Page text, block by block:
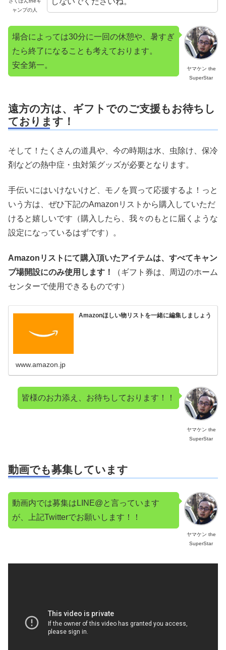
ャンプの人
ヤマケン the
SuperStar
場合によっては30分に一回の休憩や、暑すぎ
たら終了になることも考えております。
安全第一。
遠方の方は、ギフトでのご支援もお待ちし
ております！
そして！たくさんの道具や、今の時期は水、虫除け、保冷
剤などの熱中症・虫対策グッズが必要となります。
手伝いにはいけないけど、モノを買って応援するよ！っと
いう方は、ぜひ下記のAmazonリストから購入していただ
けると嬉しいです（購入したら、我々のもとに届くような
設定になっているはずです）。
Amazonリストにて購入頂いたアイテムは、すべてキャン
プ場開設にのみ使用します！
（ギフト券は、周辺のホーム
センターで使用できるものです）
Amazonほしい物リストを一緒に編集しましょう
www.amazon.jp
ヤマケン the
SuperStar
皆様のお力添え、お待ちしております！！
動画でも募集しています
ヤマケン the
SuperStar
動画内では募集はLINE@と言っています
が、上記Twitterでお願いします！！